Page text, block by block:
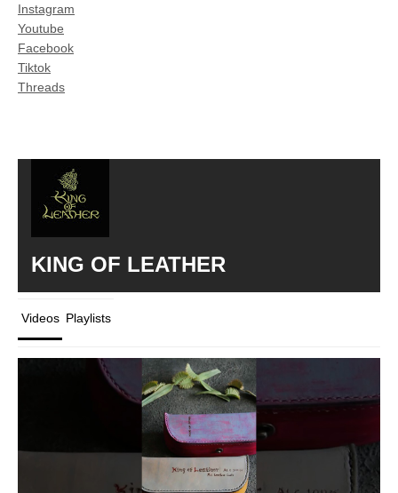
Instagram
Youtube
Facebook
Tiktok
Threads
KING OF LEATHER
Videos Playlists